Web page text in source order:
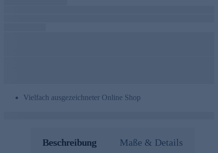
Vielfach ausgezeichneter Online Shop
Beschreibung Maße & Details